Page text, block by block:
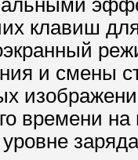
клавиш
и смены
времени